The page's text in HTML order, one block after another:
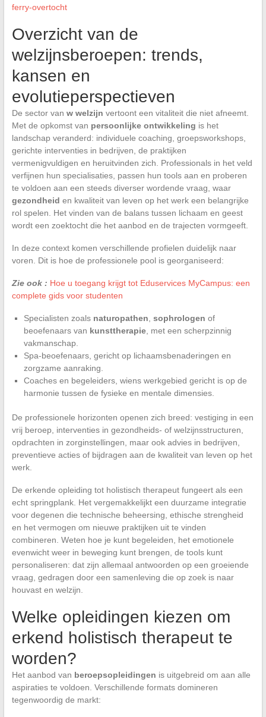
ferry-overtocht
Overzicht van de
welzijnsberoepen: trends,
kansen en
evolutieperspectieven
De sector van w welzijn vertoont een vitaliteit die niet afneemt.
Met de opkomst van persoonlijke ontwikkeling is het
landschap veranderd: individuele coaching, groepsworkshops,
gerichte interventies in bedrijven, de praktijken
vermenigvuldigen en heruitvinden zich. Professionals in het veld
verfijnen hun specialisaties, passen hun tools aan en proberen
te voldoen aan een steeds diverser wordende vraag, waar
gezondheid en kwaliteit van leven op het werk een belangrijke
rol spelen. Het vinden van de balans tussen lichaam en geest
wordt een zoektocht die het aanbod en de trajecten vormgeeft.
In deze context komen verschillende profielen duidelijk naar
voren. Dit is hoe de professionele pool is georganiseerd:
Zie ook : Hoe u toegang krijgt tot Eduservices MyCampus: een
complete gids voor studenten
Specialisten zoals naturopathen sophrologen of
beoefenaars van kunsttherapie, met een scherpzinnig
vakmanschap.
Spa-beoefenaars, gericht op lichaamsbenaderingen en
zorgzame aanraking.
Coaches en begeleiders, wiens werkgebied gericht is op de
harmonie tussen de fysieke en mentale dimensies.
De professionele horizonten openen zich breed: vestiging in een
vrij beroep, interventies in gezondheids- of welzijnsstructuren,
opdrachten in zorginstellingen, maar ook advies in bedrijven,
preventieve acties of bijdragen aan de kwaliteit van leven op het
werk.
De erkende opleiding tot holistisch therapeut fungeert als een
echt springplank. Het vergemakkelijkt een duurzame integratie
voor degenen die technische beheersing, ethische strengheid
en het vermogen om nieuwe praktijken uit te vinden
combineren. Weten hoe je kunt begeleiden, het emotionele
evenwicht weer in beweging kunt brengen, de tools kunt
personaliseren: dat zijn allemaal antwoorden op een groeiende
vraag, gedragen door een samenleving die op zoek is naar
houvast en welzijn.
Welke opleidingen kiezen om
erkend holistisch therapeut te
worden?
Het aanbod van beroepsopleidingen is uitgebreid om aan alle
aspiraties te voldoen. Verschillende formats domineren
tegenwoordig de markt: